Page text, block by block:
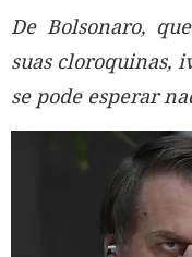
De Bolsonaro,
suas cloroquinas,
se pode esperar